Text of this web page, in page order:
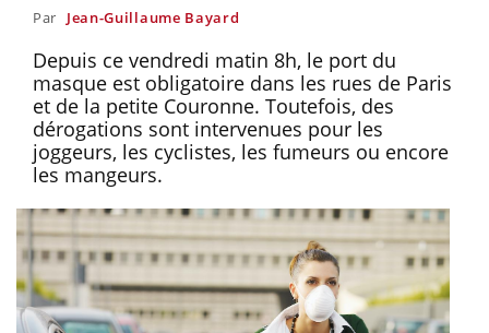
Par Jean-Guillaume Bayard
Depuis ce vendredi matin 8h, le port du
masque est obligatoire dans les rues de Paris
et de la petite Couronne. Toutefois, des
dérogations sont intervenues pour les
joggeurs, les cyclistes, les fumeurs ou encore
les mangeurs.